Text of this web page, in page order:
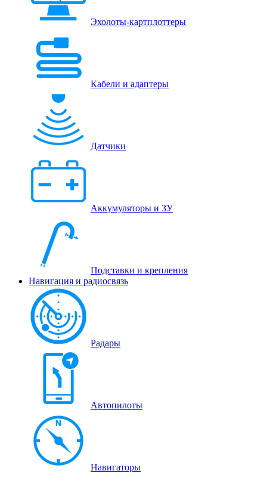
Эхолоты-картплоттеры
Кабели и адаптеры
Датчики
Аккумуляторы и ЗУ
Подставки и крепления
Навигация и радиосвязь
Радары
Автопилоты
Навигаторы